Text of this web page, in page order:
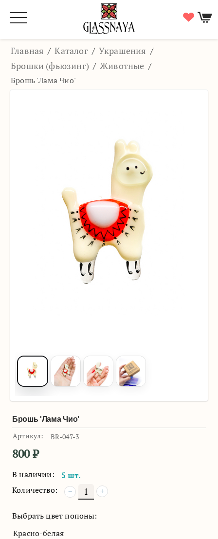
Главная / Каталог / Украшения /
Брошки (фьюзинг) / Животные /
Брошь 'Лама Чио'
Брошь 'Лама Чио'
Артикул: BR-047-3
800₽
В наличии:
5 шт.
Количество:
+
−
Выбрать цвет попоны:
Красно-белая